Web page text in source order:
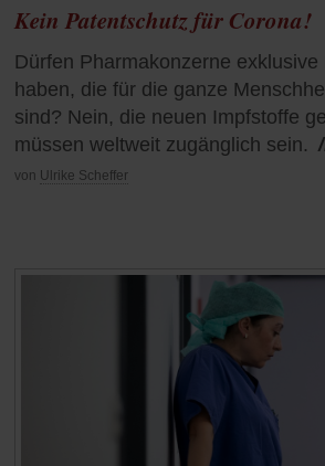
Kein Patentschutz für Corona!
Dürfen Pharmakonzerne
haben, die für die ganze
sind? Nein, die neuen Impfstoffe
müssen weltweit zugänglich sein.
von Ulrike Scheffer